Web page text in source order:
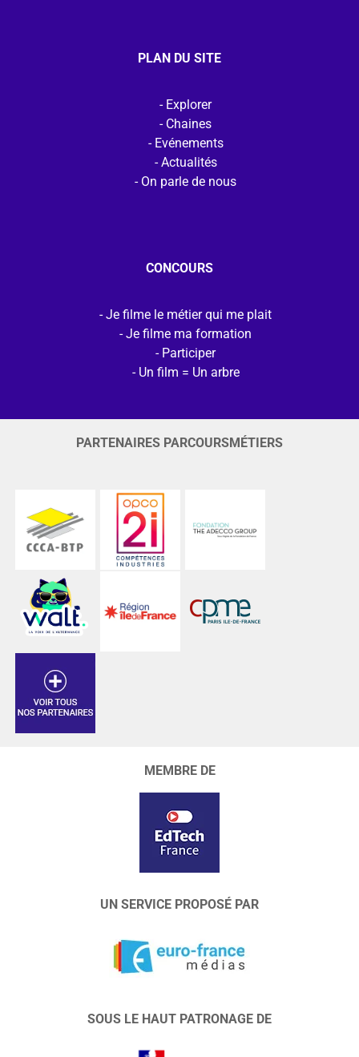
PLAN DU SITE
Explorer
Chaines
Evénements
Actualités
On parle de nous
CONCOURS
Je filme le métier qui me plait
Je filme ma formation
Participer
Un film = Un arbre
PARTENAIRES PARCOURSMÉTIERS
MEMBRE DE
UN SERVICE PROPOSÉ PAR
SOUS LE HAUT PATRONAGE DE